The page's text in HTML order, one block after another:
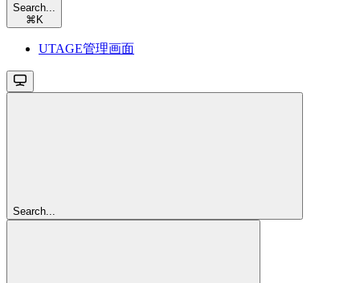
Search...
⌘ K
UTAGE管理画面
Search...